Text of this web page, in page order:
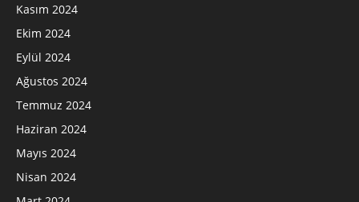
Kasım 2024
Ekim 2024
Eylül 2024
Ağustos 2024
Temmuz 2024
Haziran 2024
Mayıs 2024
Nisan 2024